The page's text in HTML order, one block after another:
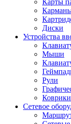
Карты
Диски
Устройства
Мыши
Рули
Сетевое